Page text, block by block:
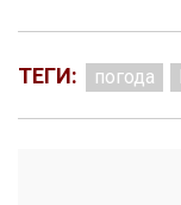
ТЕГИ: погода